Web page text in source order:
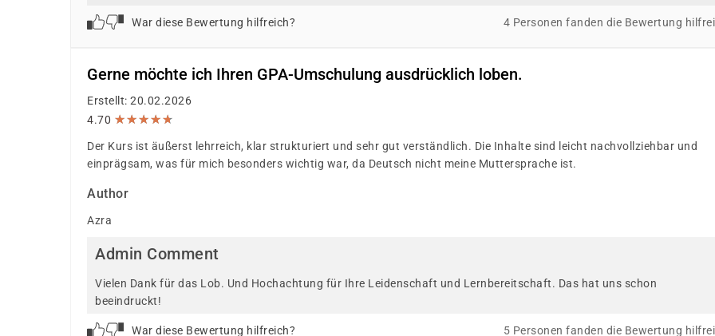
War diese Bewertung hilfreich? 4 Personen fanden die Bewertung
Gerne möchte ich Ihren GPA-Umschulung ausdrücklich loben.
Erstellt: 20.02.2026
4.70 ★★★★★
★★★★★
Der Kurs ist äußerst lehrreich, klar strukturiert und sehr gut verständlich. Die Inhalte sind leicht nachvollziehbar und
einprägsam, was für mich besonders wichtig war, da Deutsch nicht meine Muttersprache ist.
Author
Azra
Admin Comment
Vielen Dank für das Lob. Und Hochachtung für Ihre Leidenschaft und Lernbereitschaft. Das hat uns schon
beeindruckt!
War diese Bewertung hilfreich? 5 Personen fanden die Bewertung